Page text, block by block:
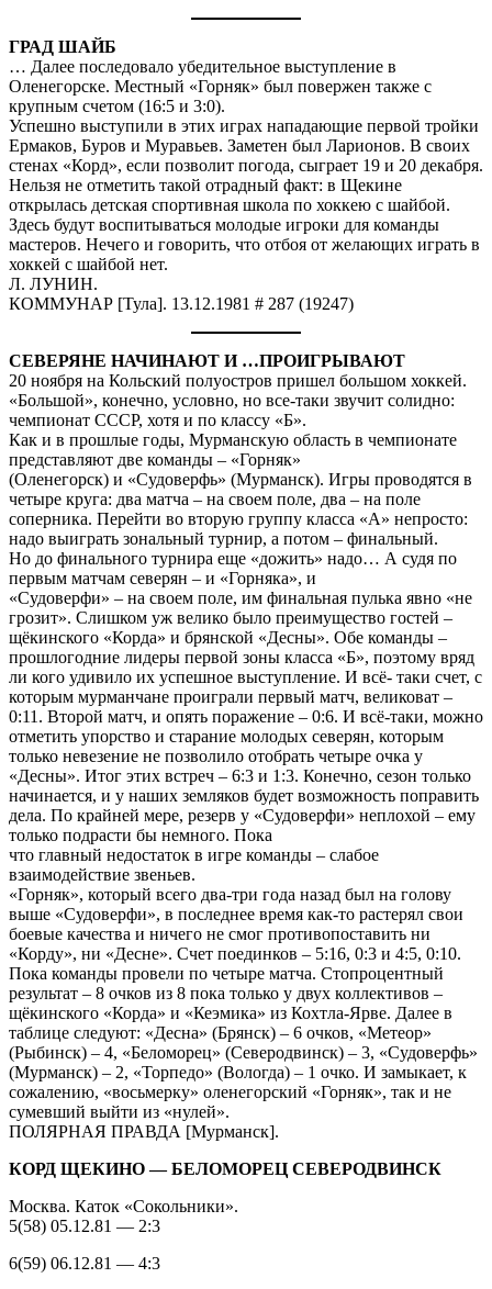
ГРАД ШАЙБ
… Далее последовало убедительное выступление в
Оленегорске. Местный «Горняк» был повержен также с
крупным счетом (16:5 и 3:0).
Успешно выступили в этих играх нападающие первой тройки
Ермаков, Буров и Муравьев. Заметен был Ларионов. В своих
стенах «Корд», если позволит погода, сыграет 19 и 20 декабря.
Нельзя не отметить такой отрадный факт: в Щекине
открылась детская спортивная школа по хоккею с шайбой.
Здесь будут воспитываться молодые игроки для команды
мастеров. Нечего и говорить, что отбоя от желающих играть в
хоккей с шайбой нет.
Л. ЛУНИН.
КОММУНАР [Тула]. 13.12.1981 # 287 (19247)
СЕВЕРЯНЕ НАЧИНАЮТ И …ПРОИГРЫВАЮТ
20 ноября на Кольский полуостров пришел большом хоккей.
«Большой», конечно, условно, но все-таки звучит солидно:
чемпионат СССР, хотя и по классу «Б».
Как и в прошлые годы, Мурманскую область в чемпионате
представляют две команды – «Горняк»
(Оленегорск) и «Судоверфь» (Мурманск). Игры проводятся в
четыре круга: два матча – на своем поле, два – на поле
соперника. Перейти во вторую группу класса «А» непросто:
надо выиграть зональный турнир, а потом – финальный.
Но до финального турнира еще «дожить» надо… А судя по
первым матчам северян – и «Горняка», и
«Судоверфи» – на своем поле, им финальная пулька явно «не
грозит». Слишком уж велико было преимущество гостей –
щёкинского «Корда» и брянской «Десны». Обе команды –
прошлогодние лидеры первой зоны класса «Б», поэтому вряд
ли кого удивило их успешное выступление. И всё- таки счет, с
которым мурманчане проиграли первый матч, великоват –
0:11. Второй матч, и опять поражение – 0:6. И всё-таки, можно
отметить упорство и старание молодых северян, которым
только невезение не позволило отобрать четыре очка у
«Десны». Итог этих встреч – 6:3 и 1:3. Конечно, сезон только
начинается, и у наших земляков будет возможность поправить
дела. По крайней мере, резерв у «Судоверфи» неплохой – ему
только подрасти бы немного. Пока
что главный недостаток в игре команды – слабое
взаимодействие звеньев.
«Горняк», который всего два-три года назад был на голову
выше «Судоверфи», в последнее время как-то растерял свои
боевые качества и ничего не смог противопоставить ни
«Корду», ни «Десне». Счет поединков – 5:16, 0:3 и 4:5, 0:10.
Пока команды провели по четыре матча. Стопроцентный
результат – 8 очков из 8 пока только у двух коллективов –
щёкинского «Корда» и «Кеэмика» из Кохтла-Ярве. Далее в
таблице следуют: «Десна» (Брянск) – 6 очков, «Метеор»
(Рыбинск) – 4, «Беломорец» (Северодвинск) – 3, «Судоверфь»
(Мурманск) – 2, «Торпедо» (Вологда) – 1 очко. И замыкает, к
сожалению, «восьмерку» оленегорский «Горняк», так и не
сумевший выйти из «нулей».
ПОЛЯРНАЯ ПРАВДА [Мурманск].
КОРД ЩЕКИНО — БЕЛОМОРЕЦ СЕВЕРОДВИНСК
Москва. Каток «Сокольники».
5(58) 05.12.81 — 2:3
6(59) 06.12.81 — 4:3